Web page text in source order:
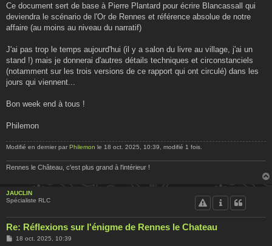
Ce document sert de base à Pierre Plantard pour écrire Blancassall qui
deviendra le scénario de l'Or de Rennes et référence absolue de notre
affaire (au moins au niveau du narratif)
J'ai pas trop le temps aujourd'hui (il y a salon du livre au village, j'ai un
stand !) mais je donnerai d'autres détails techniques et circonstanciels
(notamment sur les trois versions de ce rapport qui ont circulé) dans les
jours qui viennent...
Bon week end à tous !
Philemon
Modifié en dernier par Philemon le 18 oct. 2025, 10:39, modifié 1 fois.
Rennes le Château, c'est plus grand à l'intérieur !
JAUCLIN
Spécialiste RLC
Re: Réflexions sur l'énigme de Rennes le Chateau
M18 oct. 2025, 10:39